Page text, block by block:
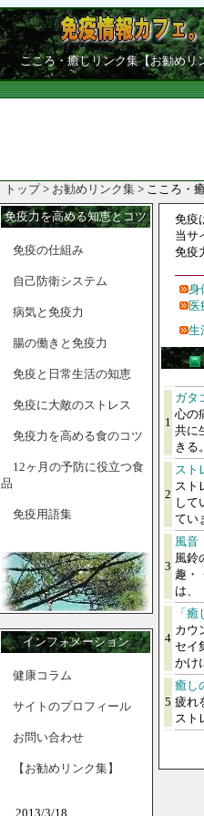
こころ・癒しリンク集【お勧めリ
トップ> お勧めリンク集 > こころ・
免疫力を高める知恵とコツ
免疫の仕組み
自己防衛システム
病気と免疫力
腸の働きと免疫力
免疫と日常生活の知恵
免疫に大敵のストレス
免疫力を高める食のコツ
12ヶ月の予防に役立つ食
品
免疫用語集
インフォメーション
健康コラム
サイトのプロフィール
お問い合わせ
【お勧めリンク集】
2013/3/18
免疫
当サ
免疫
身
医
生
1
ガタ
心の
共に
きる
2
スト
スト
して
てい
3
風音
風鈴
趣・
は、
4
「
カウ
セイ
かけ
5
癒し
疲れ
スト